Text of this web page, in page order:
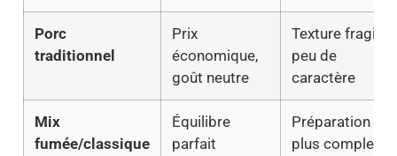
Porc
traditionnel
Prix
économique,
goût neutre
Texture fragile,
peu de
caractère
Mix
fumée/classique
Équilibre
parfait
Préparation
plus complexe